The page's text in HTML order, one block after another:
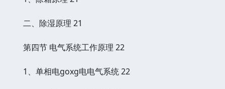
二、除湿原理 21
第四节 电气系统工作原理 22
1、单相电goxg电电气系统 22